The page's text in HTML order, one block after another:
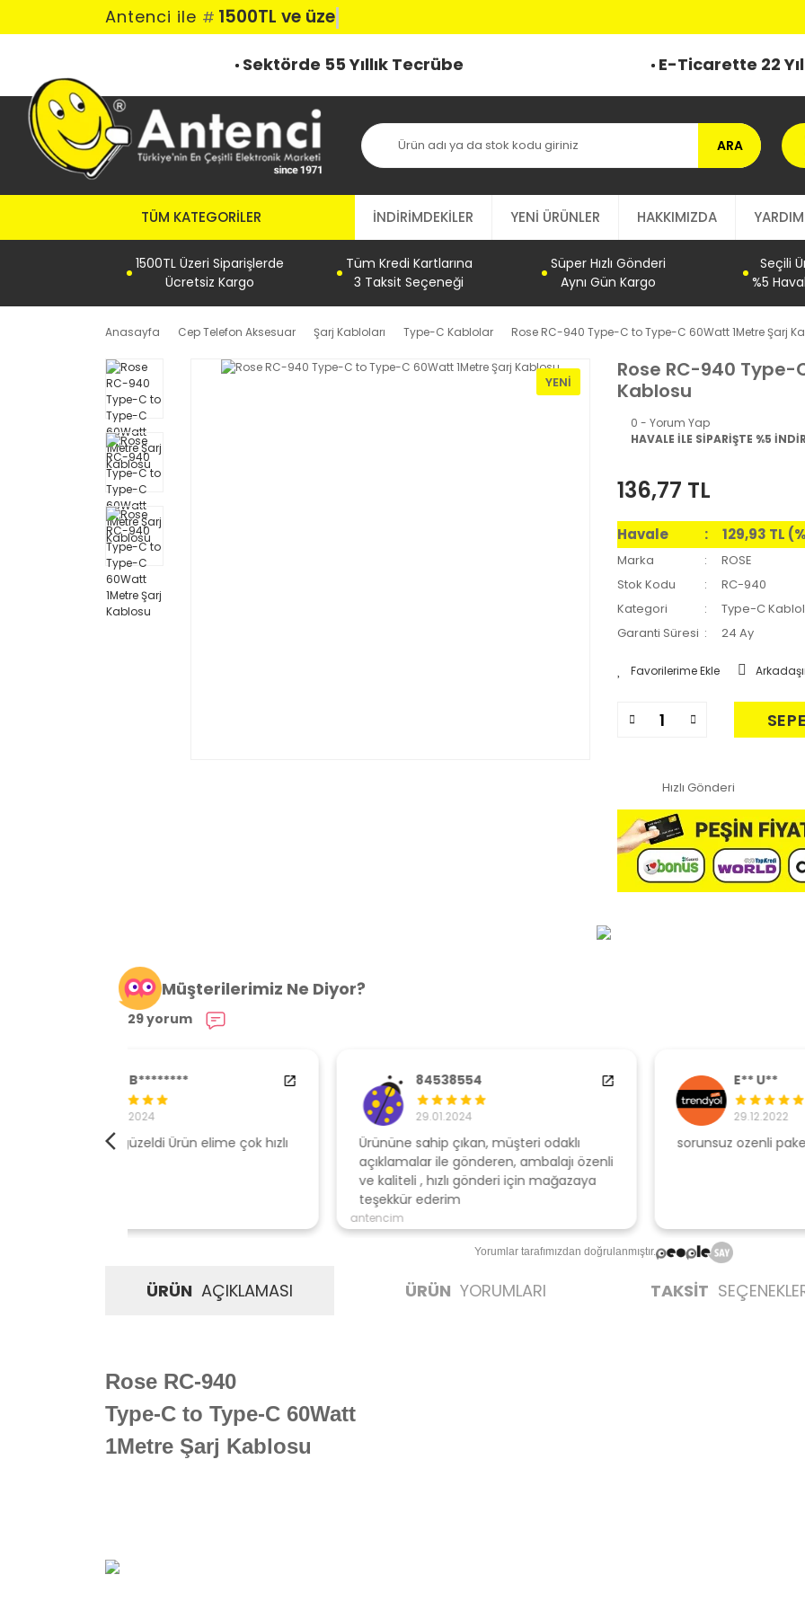
Antenci ile # 1500TL ve üzeri
Sektörde 55 Yıllık Tecrübe E-Ticarette 22
ARA
TÜM KATEGORILER İNDİRİMDEKİLER YENİ ÜRÜNLER HAKKIMIZDA YARDIM
1500TL Üzeri Siparişlerde
Ücretsiz Kargo
Tüm Kredi Kartlarına
3 Taksit Seçeneği
Süper Hızlı Gönderi
Aynı Gün Kargo
Seçili
%5
Anasayfa Cep Telefon Aksesuar Şarj Kabloları Type-C Kablolar Rose RC-940 Type-C to Type-C 60Watt 1Metre Şarj
YENI
Rose RC-940
Kablosu
0 - Yorum Yap
HAVALE İLE SİPARİŞTE %5
136,77 TL
Havale 129,93 TL
Marka
ROSE
Stok Kodu
RC-940
Kategori
Type-C
Garanti Süresi
24 Ay
Hızlı Gönderi
Müşterilerimiz Ne Diyor?
29 yorum
Ürününe sahip çıkan, müşteri odaklı
açıklamalar ile gönderen, ambalajı özenli
ve kaliteli , hızlı gönderi için mağazaya
sorunsuz ozenli paketleme
Yorumlar tarafımızdan doğrulanmıştır.
ÜRÜN AÇIKLAMASI ÜRÜN YORUMLARI TAKSİT
Rose RC-940
Type-C to Type-C 60Watt
1Metre Şarj Kablosu